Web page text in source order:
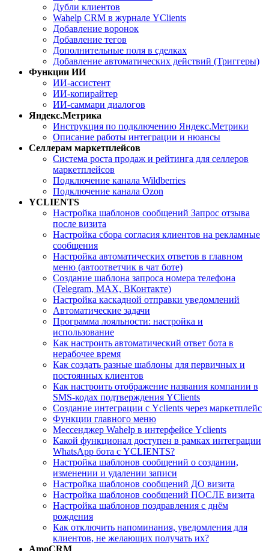
Дубли клиентов
Wahelp CRM в журнале YClients
Добавление воронок
Добавление тегов
Дополнительные поля в сделках
Добавление автоматических действий (Триггеры)
Функции ИИ
ИИ-ассистент
ИИ-копирайтер
ИИ-саммари диалогов
Яндекс.Метрика
Инструкция по подключению Яндекс.Метрики
Описание работы интеграции и нюансы
Селлерам маркетплейсов
Система роста продаж и рейтинга для селлеров
маркетплейсов
Подключение канала Wildberries
Подключение канала Ozon
YCLIENTS
Настройка шаблонов сообщений Запрос отзыва
после визита
Настройка сбора согласия клиентов на рекламные
сообщения
Настройка автоматических ответов в главном
меню (автоответчик в чат боте)
Создание шаблона запроса номера телефона
(Telegram, MAX, ВКонтакте)
Настройка каскадной отправки уведомлений
Автоматические задачи
Программа лояльности: настройка и
использование
Как настроить автоматический ответ бота в
нерабочее время
Как создать разные шаблоны для первичных и
постоянных клиентов
Как настроить отображение названия компании в
SMS-кодах подтверждения YClients
Создание интеграции с Yclients через маркетплейс
Функции главного меню
Мессенджер Wahelp в интерфейсе Yclients
Какой функционал доступен в рамках интеграции
WhatsApp бота с YCLIENTS?
Настройка шаблонов сообщений о создании,
изменении и удалении записи
Настройка шаблонов сообщений ДО визита
Настройка шаблонов сообщений ПОСЛЕ визита
Настройка шаблонов поздравления с днём
рождения
Как отключить напоминания, уведомления для
клиентов, не желающих получать их?
AmoCRM